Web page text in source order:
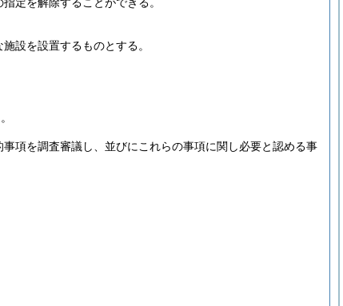
設を設置するものとする。
項を調査審議し、並びにこれらの事項に関し必要と認める事